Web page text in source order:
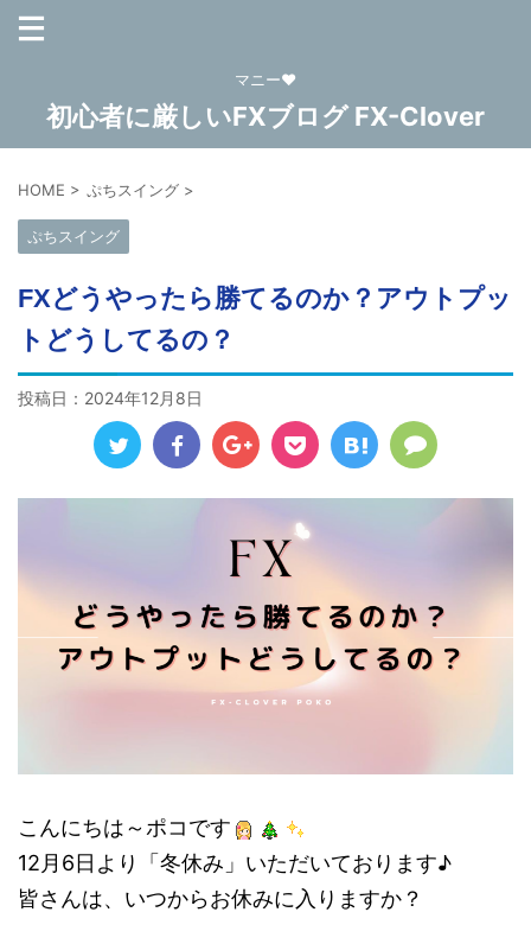
マニー❤
初心者に厳しいFXブログ FX-Clover
HOME > ぷちスイング >
ぷちスイング
FXどうやったら勝てるのか？アウトプッ
トどうしてるの？
投稿日： 2024年12月8日
こんにちは～ポコです
12月6日より「冬休み」いただいております♪
皆さんは、いつからお休みに入りますか？